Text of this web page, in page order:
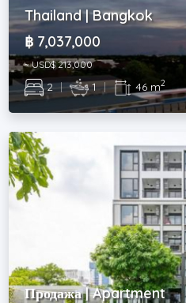
Thailand | Bangkok
฿ 7,037,000
~ USD$ 213,000
2 | 1 | 46 m2
Продажа | Apartment